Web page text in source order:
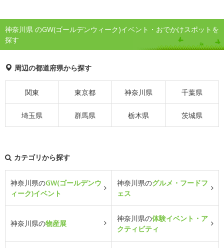
神奈川県 のGW(ゴールデンウィーク)イベント・おでかけスポットを
探す
周辺の都道府県から探す
関東 東京都 神奈川県 千葉県
埼玉県 群馬県 栃木県 茨城県
カテゴリから探す
神奈川県のGW(ゴールデンウ
ィーク)イベント
神奈川県のグルメ・フードフ
ェス
神奈川県の物産展
神奈川県の体験イベント・ア
クティビティ